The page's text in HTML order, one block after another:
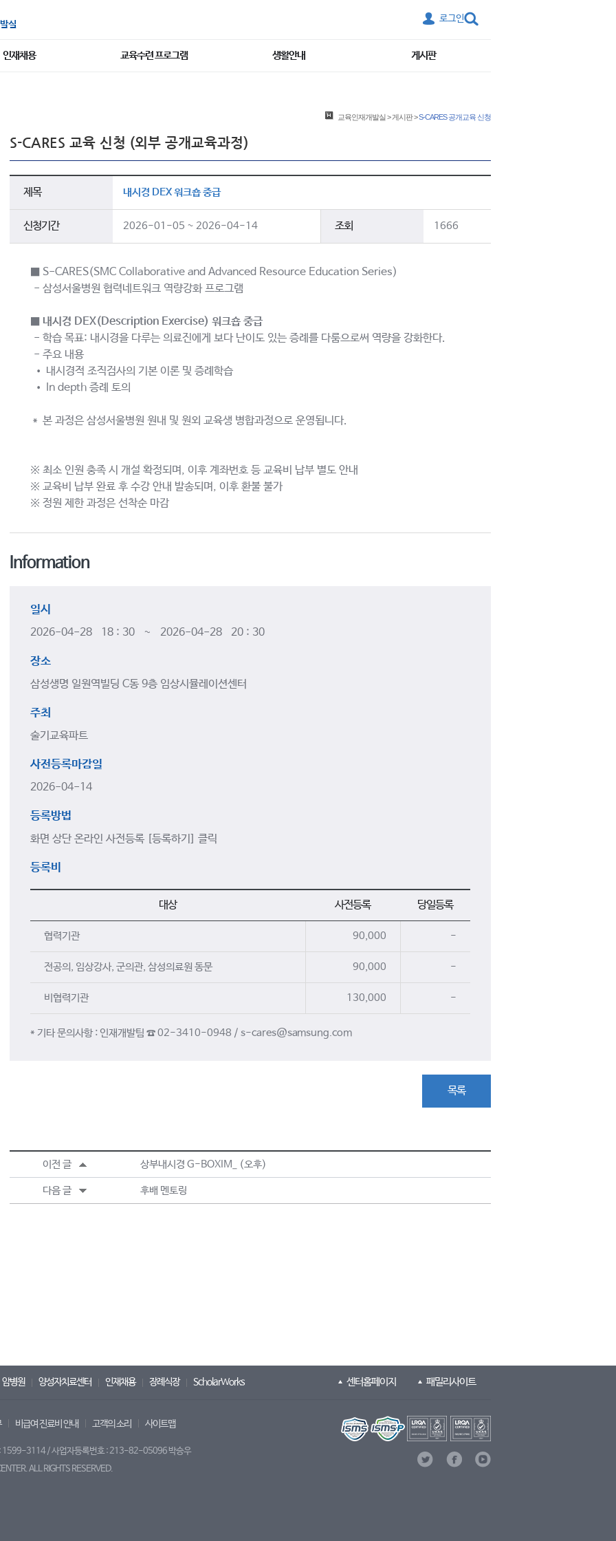
실
로그인
인재채용 교육수련 프로그램 생활안내 게시판
교육인재개발실>게시판>S-CARES 공개교육 신청
S-CARES 교육 신청 (외부 공개교육과정)
제목 내시경 DEX 워크숍 중급
신청기간 2026-01-05 ~ 2026-04-14 조회 1666
■ S-CARES(SMC Collaborative and Advanced Resource Education Series)
- 삼성서울병원 협력네트워크 역량강화 프로그램
■ 내시경 DEX(Description Exercise) 워크숍 중급
- 학습 목표: 내시경을 다루는 의료진에게 보다 난이도 있는 증례를 다룸으로써 역량을 강화한다.
- 주요 내용
• 내시경적 조직검사의 기본 이론 및 증례학습
• In depth 증례 토의
＊ 본 과정은 삼성서울병원 원내 및 원외 교육생 병합과정으로 운영됩니다.
※ 최소 인원 충족 시 개설 확정되며, 이후 계좌번호 등 교육비 납부 별도 안내
※ 교육비 납부 완료 후 수강 안내 발송되며, 이후 환불 불가
※ 정원 제한 과정은 선착순 마감
Information
일시
2026-04-28 18 : 30 ~ 2026-04-28 20 : 30
장소
삼성생명 일원역빌딩 C동 9층 임상시뮬레이션센터
주최
술기교육파트
사전등록마감일
2026-04-14
등록방법
화면 상단 온라인 사전등록 [등록하기] 클릭
등록비
대상 사전등록 당일등록
협력기관 90,000 -
전공의, 임상강사, 군의관, 삼성의료원 동문 90,000 -
비협력기관 130,000 -
* 기타 문의사항 : 인재개발팀 ☎ 02-3410-0948 / s-cares@samsung.com
목록
이전 글 상부내시경 G-BOXIM_ (오후)
다음 글 후배 멘토링
암병원 양성자치료센터 인재채용 장례식장 ScholarWorks 센터홈페이지 패밀리사이트
비급여 진료비 안내 고객의 소리 사이트맵
: 1599-3114 / 사업자등록번호 : 213-82-05096 박승우
ALL RIGHTS RESERVED.